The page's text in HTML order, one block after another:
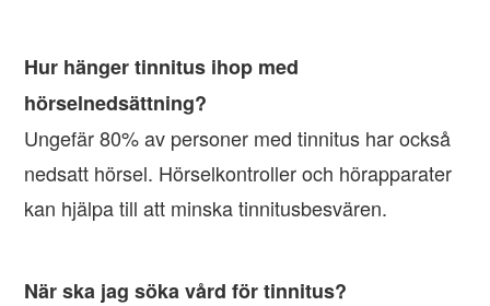
Hur hänger tinnitus ihop med
hörselnedsättning?
Ungefär 80% av personer med tinnitus har också
nedsatt hörsel. Hörselkontroller och hörapparater
kan hjälpa till att minska tinnitusbesvären.
När ska jag söka vård för tinnitus?